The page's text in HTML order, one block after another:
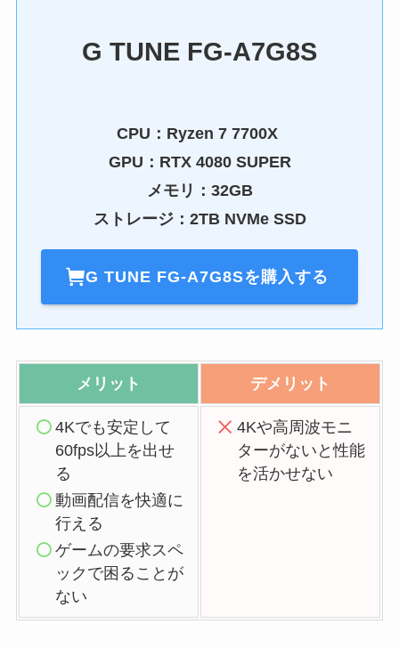
G TUNE FG-A7G8S
CPU： Ryzen 7 7700X
GPU：RTX 4080 SUPER
メモリ：32GB
ストレージ：2TB NVMe SSD
G TUNE FG-A7G8Sを購入する
メリット デメリット
4Kでも安定して
60fps以上を出せ
る
動画配信を快適に
行える
ゲームの要求スペ
ックで困ることが
ない
4Kや高周波モニ
ターがないと性能
を活かせない